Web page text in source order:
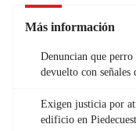
Más información
Denuncian que perro
devuelto con señales
Exigen justicia por
edificio en